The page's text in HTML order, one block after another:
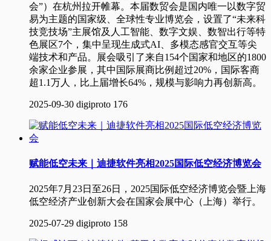
会”）在杭州拉开帷幕。本届数贸会是国内唯一以数字贸
易为主题的国家级、全球性专业博览会，设置了“未来科
技竞技场”主展馆及人工智能、数字文娱、数智出行等特
色展区7个，集中呈现生成式AI、多模态感官交互等尖
端技术和产品。展会吸引了来自154个国家和地区的1800
余家企业参展，其中国际展商比例超过20%，国际客商
超1.1万人，比上届增长64%，规模与影响力再创新高。
2025-09-30 digiproto 176
赋能低空未来｜迪捷软件亮相2025国际低空经济博览会
2025年7月23日至26日，2025国际低空经济博览会暨上海
低空经济产业创新大会在国家会展中心（上海）举行。
2025-07-29 digiproto 158